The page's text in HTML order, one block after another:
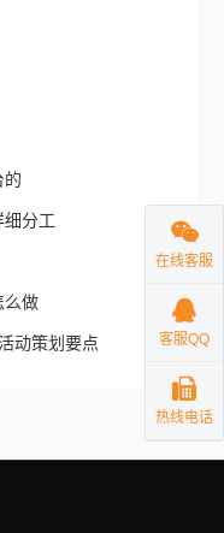
的
细分工
么做
动策划要点
在线客服
客服QQ
热线电话